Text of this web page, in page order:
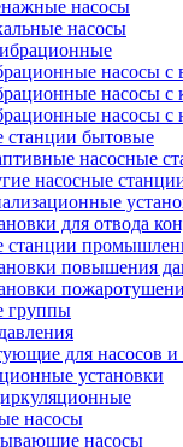
насосы
насосы
насосы с
насосы с
насосы с
станции бытовые
насосные
насосные
для отвода
станции
повышения
группы
для насосов и
установки
насосы
насосы